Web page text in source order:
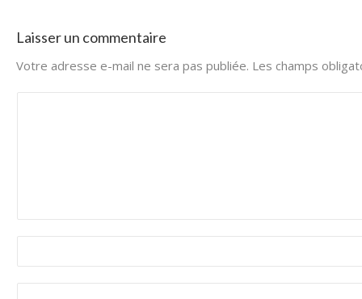
Laisser un commentaire
Votre adresse e-mail ne sera pas publiée. Les champs